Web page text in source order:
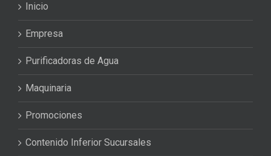
Inicio
Empresa
Purificadoras de Agua
Maquinaria
Promociones
Contenido Inferior Sucursales